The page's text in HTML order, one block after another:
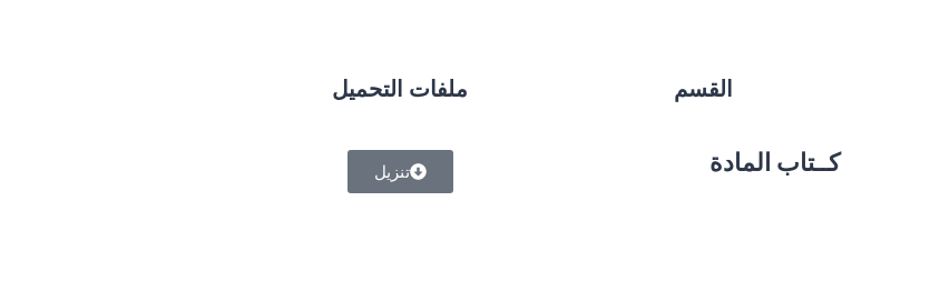
القسم ملفات التحميل
كــتاب المادة تنزيل